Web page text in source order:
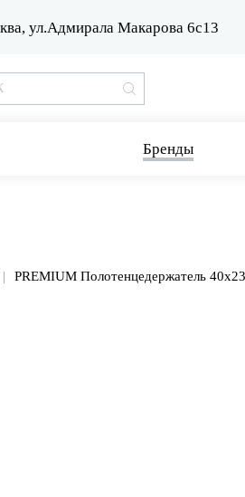
ул.Адмирала Макарова 6с13
Бренды
PREMIUM Полотенцедержатель 40х23